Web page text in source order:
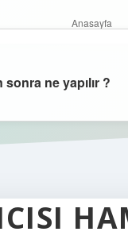
Anasayfa
ne yapılır ?